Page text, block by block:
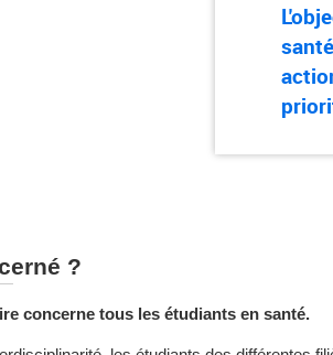
?
concerne tous les étudiants en santé.